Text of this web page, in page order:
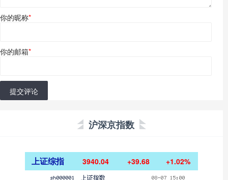
你的昵称*
你的邮箱*
提交评论
沪深京指数
上证综指 3940.04 +39.68 +1.02%